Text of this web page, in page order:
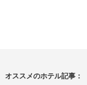
オススメのホテル記事：